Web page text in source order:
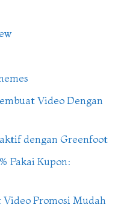
Video Dengan
dengan Greenfoot
Pakai Kupon:
Promosi Mudah